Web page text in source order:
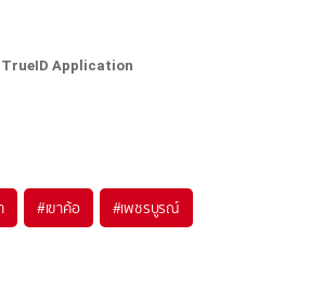
TrueID Application
#เขาค้อ #เพชรบูรณ์